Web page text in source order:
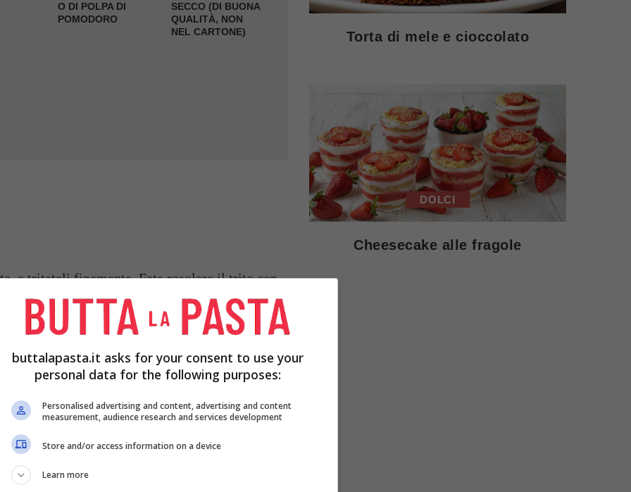
O DI POLPA DI
POMODORO
SECCO (DI BUONA
QUALITÀ, NON
NEL CARTONE)
e tritateli finemente. Fate rosolare il trito con
(unite dell’acqua calda se avete
tiepida, poi tritateli grossolanamente;
di ammollo dopo averla filtrata.
Eliminate, se presente, il grasso visibile, poi
di verdure, e fatela insaporire. Bagnate
i
Salate. Fate cuocere per circa 1 ora e
Torta di mele e cioccolato
DOLCI
Cheesecake alle fragole
buttalapasta.it asks for your consent to use your
personal data for the following purposes:
Personalised advertising and content, advertising and content
measurement, audience research and services development
Store and/or access information on a device
Learn more